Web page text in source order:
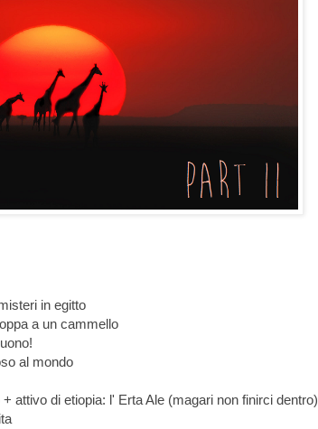
in egitto
a un cammello
al mondo
attivo di etiopia: l' Erta Ale (magari non finirci dentro)